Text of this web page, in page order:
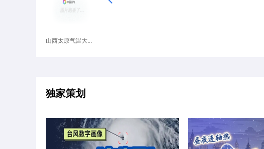
山西太原气温大...
独家策划